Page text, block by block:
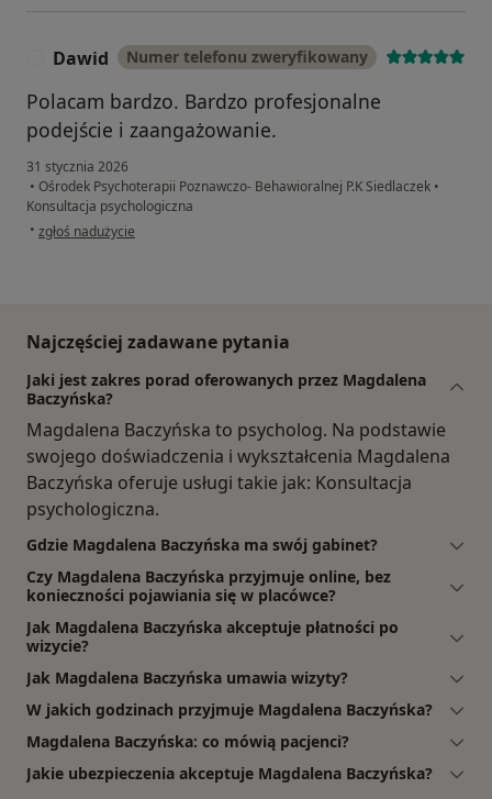
Dawid Numer telefonu zweryfikowany
Polacam bardzo. Bardzo profesjonalne
podejście i zaangażowanie.
31 stycznia 2026
• Ośrodek Psychoterapii Poznawczo- Behawioralnej P.K Siedlaczek •
Konsultacja psychologiczna
• w opinii użytkownika Dawid
zgłoś nadużycie
Najczęściej zadawane pytania
Jaki jest zakres porad oferowanych przez Magdalena
Baczyńska?
Magdalena Baczyńska to psycholog. Na podstawie
swojego doświadczenia i wykształcenia Magdalena
Baczyńska oferuje usługi takie jak: Konsultacja
psychologiczna.
Gdzie Magdalena Baczyńska ma swój gabinet?
Czy Magdalena Baczyńska przyjmuje online, bez
konieczności pojawiania się w placówce?
Jak Magdalena Baczyńska akceptuje płatności po
wizycie?
Jak Magdalena Baczyńska umawia wizyty?
W jakich godzinach przyjmuje Magdalena Baczyńska?
Magdalena Baczyńska: co mówią pacjenci?
Jakie ubezpieczenia akceptuje Magdalena Baczyńska?